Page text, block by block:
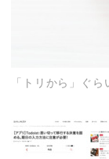
「トリから」ぐら